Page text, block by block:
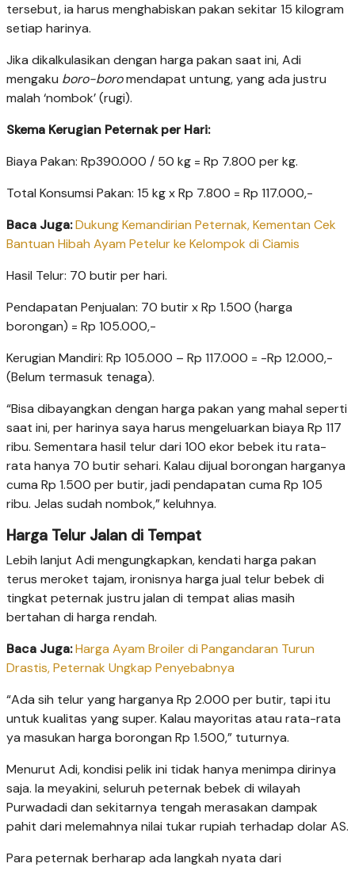
tersebut, ia harus menghabiskan pakan sekitar 15 kilogram
setiap harinya.
Jika dikalkulasikan dengan harga pakan saat ini, Adi
mengaku boro-boromendapat untung, yang ada justru
malah ‘nombok’ (rugi).
Skema Kerugian Peternak per Hari:
Biaya Pakan: Rp390.000 / 50 kg = Rp 7.800 per kg.
Total Konsumsi Pakan: 15 kg x Rp 7.800 = Rp 117.000,-
Baca Juga:Dukung Kemandirian Peternak, Kementan Cek
Bantuan Hibah Ayam Petelur ke Kelompok di Ciamis
Hasil Telur: 70 butir per hari.
Pendapatan Penjualan: 70 butir x Rp 1.500 (harga
borongan) = Rp 105.000,-
Kerugian Mandiri: Rp 105.000 – Rp 117.000 = -Rp 12.000,-
(Belum termasuk tenaga).
“Bisa dibayangkan dengan harga pakan yang mahal seperti
saat ini, per harinya saya harus mengeluarkan biaya Rp 117
ribu. Sementara hasil telur dari 100 ekor bebek itu rata-
rata hanya 70 butir sehari. Kalau dijual borongan harganya
cuma Rp 1.500 per butir, jadi pendapatan cuma Rp 105
ribu. Jelas sudah nombok,” keluhnya.
Harga Telur Jalan di Tempat
Lebih lanjut Adi mengungkapkan, kendati harga pakan
terus meroket tajam, ironisnya harga jual telur bebek di
tingkat peternak justru jalan di tempat alias masih
bertahan di harga rendah.
Baca Juga:Harga Ayam Broiler di Pangandaran Turun
Drastis, Peternak Ungkap Penyebabnya
“Ada sih telur yang harganya Rp 2.000 per butir, tapi itu
untuk kualitas yang super. Kalau mayoritas atau rata-rata
ya masukan harga borongan Rp 1.500,” tuturnya.
Menurut Adi, kondisi pelik ini tidak hanya menimpa dirinya
saja. Ia meyakini, seluruh peternak bebek di wilayah
Purwadadi dan sekitarnya tengah merasakan dampak
pahit dari melemahnya nilai tukar rupiah terhadap dolar AS.
Para peternak berharap ada langkah nyata dari